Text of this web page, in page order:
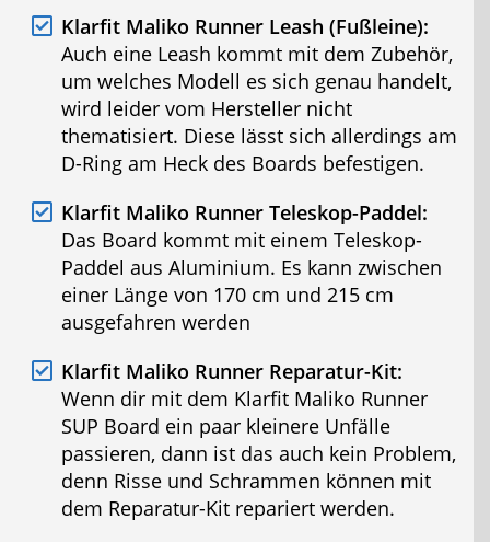
Klarfit Maliko Runner Leash (Fußleine):
Auch eine Leash kommt mit dem Zubehör,
um welches Modell es sich genau handelt,
wird leider vom Hersteller nicht
thematisiert. Diese lässt sich allerdings am
D-Ring am Heck des Boards befestigen.
Klarfit Maliko Runner Teleskop-Paddel:
Das Board kommt mit einem Teleskop-
Paddel aus Aluminium. Es kann zwischen
einer Länge von 170 cm und 215 cm
ausgefahren werden
Klarfit Maliko Runner Reparatur-Kit:
Wenn dir mit dem Klarfit Maliko Runner
SUP Board ein paar kleinere Unfälle
passieren, dann ist das auch kein Problem,
denn Risse und Schrammen können mit
dem Reparatur-Kit repariert werden.